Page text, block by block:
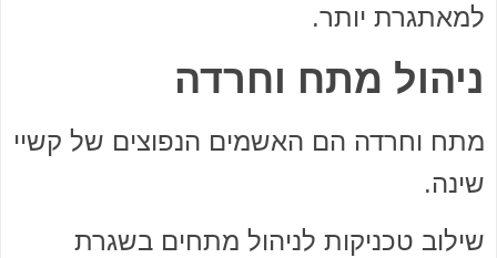
למאתגרת יותר.
ניהול מתח וחרדה
מתח וחרדה הם האשמים הנפוצים של קשיי
שינה.
שילוב טכניקות לניהול מתחים בשגרת